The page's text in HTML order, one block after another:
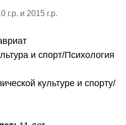
г.р. и 2015 г.р.
и спорт/Психология
культуре и спорту/